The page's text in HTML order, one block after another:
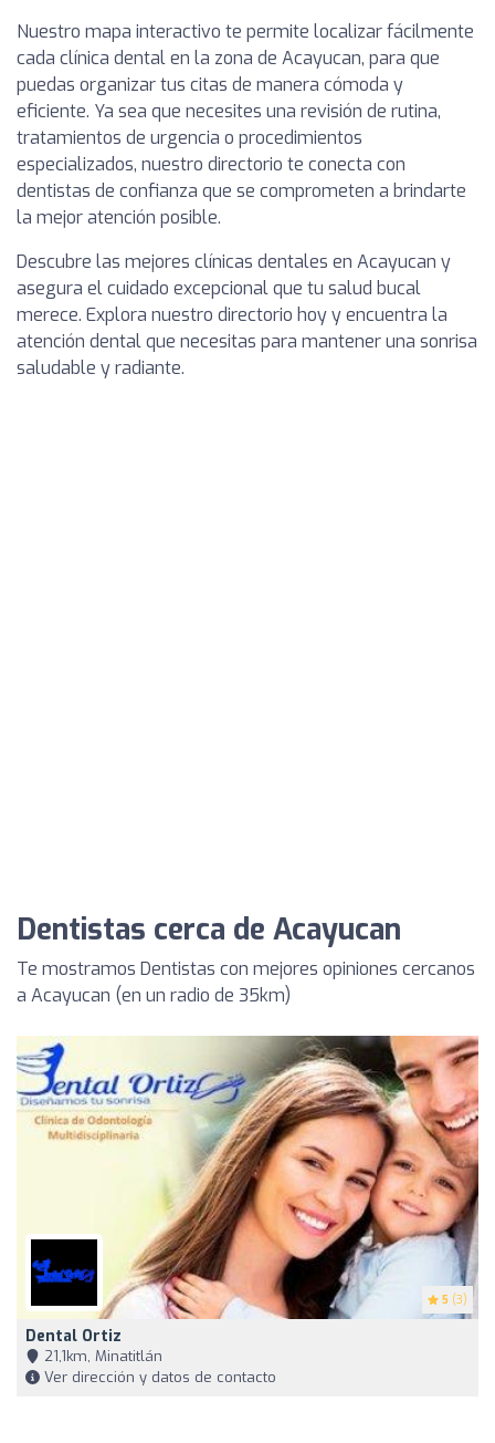
Nuestro mapa interactivo te permite localizar fácilmente
cada clínica dental en la zona de Acayucan, para que
puedas organizar tus citas de manera cómoda y
eficiente. Ya sea que necesites una revisión de rutina,
tratamientos de urgencia o procedimientos
especializados, nuestro directorio te conecta con
dentistas de confianza que se comprometen a brindarte
la mejor atención posible.
Descubre las mejores clínicas dentales en Acayucan y
asegura el cuidado excepcional que tu salud bucal
merece. Explora nuestro directorio hoy y encuentra la
atención dental que necesitas para mantener una sonrisa
saludable y radiante.
Dentistas cerca de Acayucan
Te mostramos Dentistas con mejores opiniones cercanos
a Acayucan (en un radio de 35km)
5 (3)
Dental Ortiz
21,1km, Minatitlán
Ver dirección y datos de contacto